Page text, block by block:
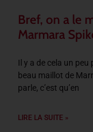
Bref, on a le
Marmara
Il y a de cela un peu
beau maillot de
parle, c’est qu’en
LIRE LA SUITE »